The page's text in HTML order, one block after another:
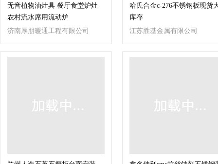
无音植物油灶具 餐厅食堂炉灶
农村流水席用流动炉
济南厚朋暖通工程有限公司
哈氏合金c-276不锈钢板现货
库存
江苏胜基金属有限公司